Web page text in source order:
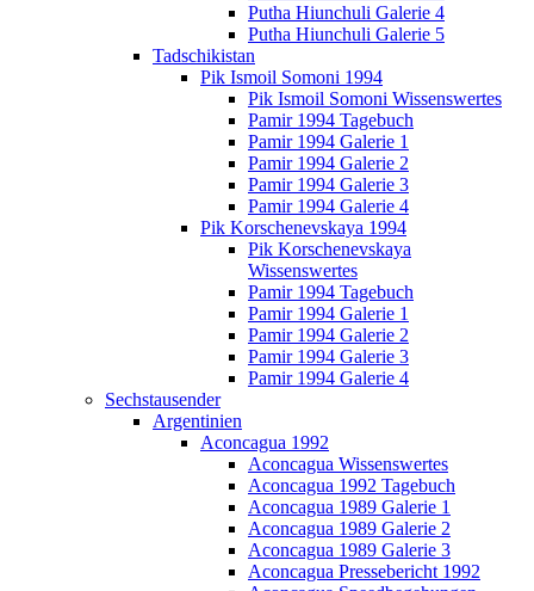
Putha Hiunchuli Galerie 4
Putha Hiunchuli Galerie 5
Tadschikistan
Pik Ismoil Somoni 1994
Pik Ismoil Somoni Wissenswertes
Pamir 1994 Tagebuch
Pamir 1994 Galerie 1
Pamir 1994 Galerie 2
Pamir 1994 Galerie 3
Pamir 1994 Galerie 4
Pik Korschenevskaya 1994
Pik Korschenevskaya
Wissenswertes
Pamir 1994 Tagebuch
Pamir 1994 Galerie 1
Pamir 1994 Galerie 2
Pamir 1994 Galerie 3
Pamir 1994 Galerie 4
Sechstausender
Argentinien
Aconcagua 1992
Aconcagua Wissenswertes
Aconcagua 1992 Tagebuch
Aconcagua 1989 Galerie 1
Aconcagua 1989 Galerie 2
Aconcagua 1989 Galerie 3
Aconcagua Pressebericht 1992